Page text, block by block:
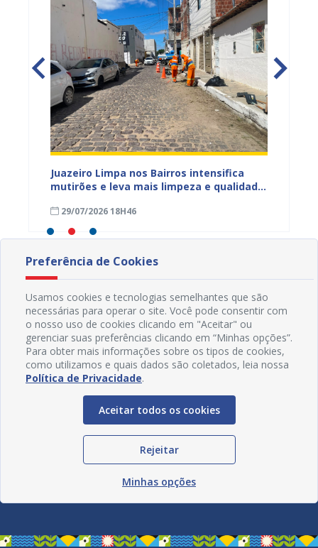
Juazeiro Limpa nos Bairros intensifica
mutirões e leva mais limpeza e qualidade
29/07/2026 18H46
Redes Sociais
Preferência de Cookies
Usamos cookies e tecnologias semelhantes que são
necessárias para operar o site. Você pode consentir com
o nosso uso de cookies clicando em "Aceitar" ou
gerenciar suas preferências clicando em “Minhas opções”.
Para obter mais informações sobre os tipos de cookies,
como utilizamos e quais dados são coletados, leia nossa
Política de Privacidade.
Aceitar todos os cookies
Rejeitar
Minhas opções